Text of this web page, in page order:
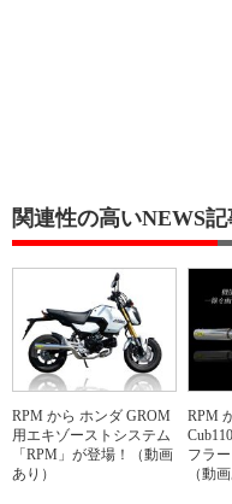
関連性の高いNEWS記
RPM から ホンダ GROM
用エキゾーストシステム
「RPM」が登場！（動画
あり）
RPM
フラ
（動